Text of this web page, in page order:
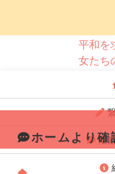
平和を
女たち
活
ホームより